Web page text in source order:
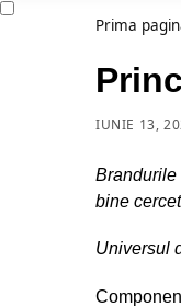
Prima
IUNIE 13,
Brandurile
bine
Universul